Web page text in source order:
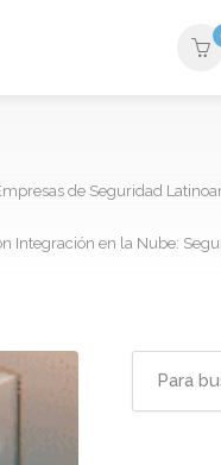
de Seguridad
Integración en la Nube: